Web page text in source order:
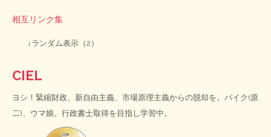
相互リンク集
↓ランダム表示（2）
CIEL
ヨシ！緊縮財政、新自由主義、市場原理主義からの脱却を。バイク(原
二)、ウマ娘。行政書士取得を目指し学習中。